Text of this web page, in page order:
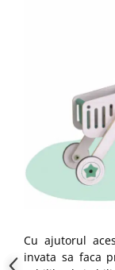
Cu ajutorul
invata sa faca